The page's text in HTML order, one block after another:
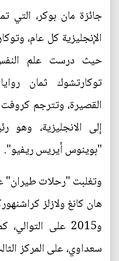
جائزة مان بوكر، التي
الإنجليزية كل عام،
حيث درست علم
توكارتشوك ثمان
القصيرة، وتترجم كروفت
إلى الانجليزية، وهو
"بوينوس أيريس ريفيو".
وتغلبت "رحلات طيران"
و2015 على
سعداوي، على المركز